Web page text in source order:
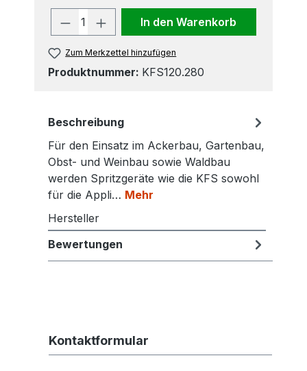
Produkt Anzahl: Gib den
In den Warenkorb
Zum Merkzettel hinzufügen
Produktnummer: KFS120.280
Beschreibung
Für den Einsatz im Ackerbau, Gartenbau,
Obst- und Weinbau sowie Waldbau
werden Spritzgeräte wie die KFS sowohl
für die Appli… Mehr
Hersteller
Bewertungen
Kontaktformular